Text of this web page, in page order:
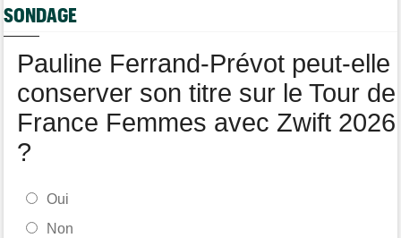
Tour de Pologne
SONDAGE
Pauline Ferrand-Prévot peut-elle
conserver son titre sur le Tour de
France Femmes avec Zwift 2026
?
Oui
Non